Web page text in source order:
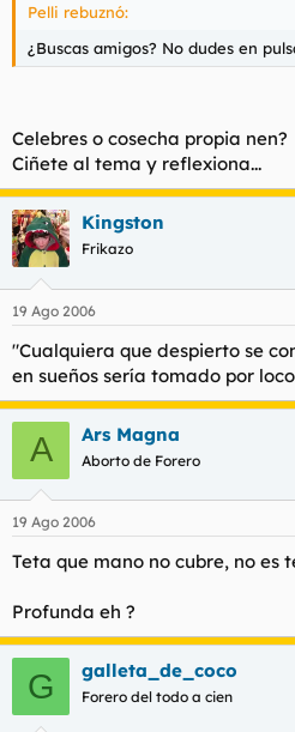
Pelli rebuznó:
¿Buscas amigos? No dudes en
Celebres o cosecha propia nen?
Ciñete al tema y reflexiona...
Kingston
Frikazo
19 Ago 2006
"Cualquiera que despierto se
en sueños sería tomado por
A Ars Magna
Aborto de Forero
19 Ago 2006
Teta que mano no cubre, no es
Profunda eh ?
G galleta_de_coco
Forero del todo a cien